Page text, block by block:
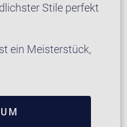
Stile perfekt
ein Meisterstück,